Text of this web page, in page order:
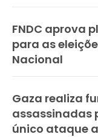
FNDC aprova
para as
Nacional
Gaza realiza
assassinadas
único ataque